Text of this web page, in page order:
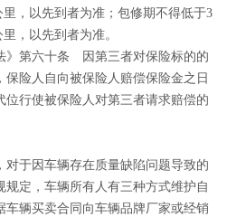
里，以先到者为准；包修期不得低于3
，以先到者为准。
》第六十条 因第三者对保险标的的
险人自向被保险人赔偿保险金之日
位行使被保险人对第三者请求赔偿的
对于因车辆存在质量缺陷问题导致的
规定，车辆所有人有三种方式维护自
车辆买卖合同向车辆品牌厂家或经销